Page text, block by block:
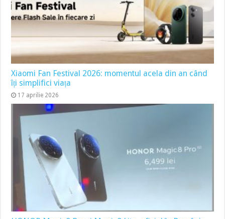
Xiaomi Fan Festival 2026: momentul acela din an când
îți simplifici viața
17 aprilie 2026